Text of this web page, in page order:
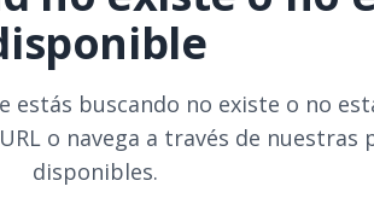
estás buscando no existe o no
o navega a través de nuestras
disponibles.